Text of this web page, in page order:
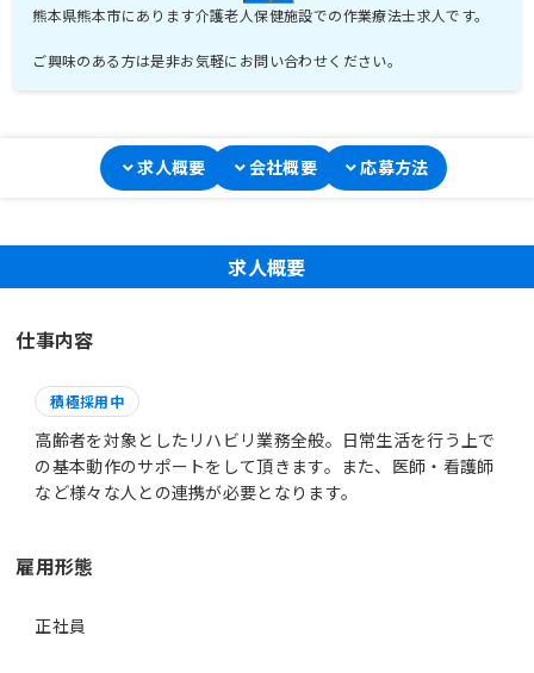
熊本県熊本市にあります介護老人保健施設での作業療法士求人です。
ご興味のある方は是非お気軽にお問い合わせください。
求人概要 会社概要 応募方法
求人概要
仕事内容
積極採用中
高齢者を対象としたリハビリ業務全般。日常生活を行う上で
の基本動作のサポートをして頂きます。また、医師・看護師
など様々な人との連携が必要となります。
雇用形態
正社員